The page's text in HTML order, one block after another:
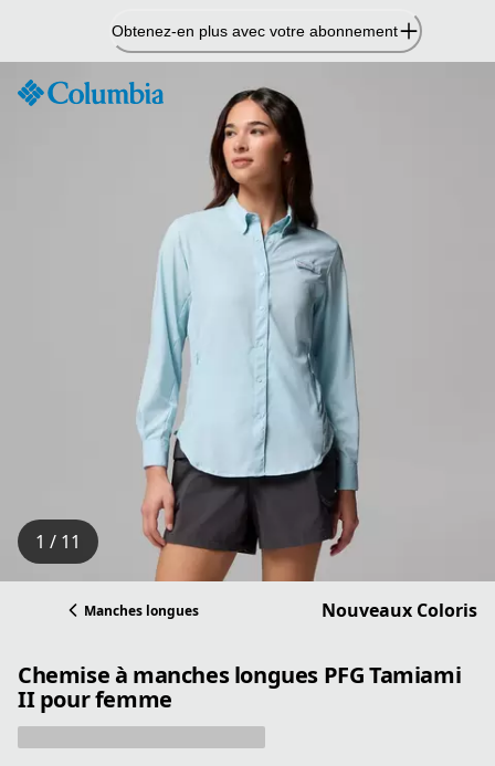
contenu
Obtenez-en plus avec votre abonnement
1 / 11
Manches longues Nouveaux Coloris
Chemise à manches longues PFG Tamiami
II pour femme